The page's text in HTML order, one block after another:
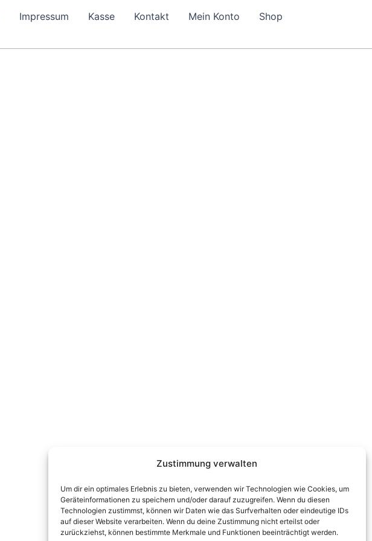
Zustimmung verwalten
Um dir ein optimales Erlebnis zu bieten, verwenden wir Technologien wie Cookies, um
Geräteinformationen zu speichern und/oder darauf zuzugreifen. Wenn du diesen
Technologien zustimmst, können wir Daten wie das Surfverhalten oder eindeutige IDs
auf dieser Website verarbeiten. Wenn du deine Zustimmung nicht erteilst oder
zurückziehst, können bestimmte Merkmale und Funktionen beeinträchtigt werden.
Impressum Kasse Kontakt Mein Konto
Shop